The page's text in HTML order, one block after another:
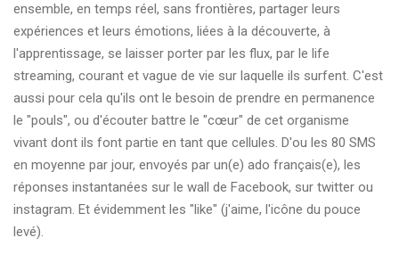
ensemble, en temps réel, sans frontières, partager leurs
expériences et leurs émotions, liées à la découverte, à
l'apprentissage, se laisser porter par les flux, par le life
streaming, courant et vague de vie sur laquelle ils surfent. C'est
aussi pour cela qu'ils ont le besoin de prendre en permanence
le "pouls", ou d'écouter battre le "cœur" de cet organisme
vivant dont ils font partie en tant que cellules. D'ou les 80 SMS
en moyenne par jour, envoyés par un(e) ado français(e), les
réponses instantanées sur le wall de Facebook, sur twitter ou
instagram. Et évidemment les "like" (j'aime, l'icône du pouce
levé).